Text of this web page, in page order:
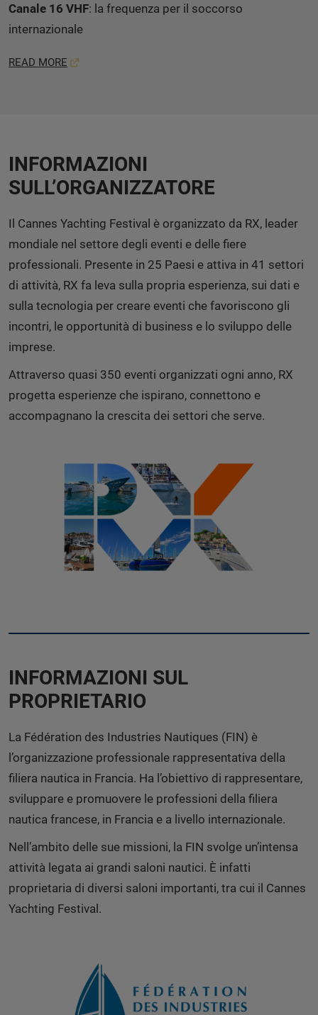
Canale 16 VHF: la frequenza per il soccorso
internazionale
READ MORE
INFORMAZIONI
SULL’ORGANIZZATORE
Il Cannes Yachting Festival è organizzato da RX, leader
mondiale nel settore degli eventi e delle fiere
professionali. Presente in 25 Paesi e attiva in 41 settori
di attività, RX fa leva sulla propria esperienza, sui dati e
sulla tecnologia per creare eventi che favoriscono gli
incontri, le opportunità di business e lo sviluppo delle
imprese.
Attraverso quasi 350 eventi organizzati ogni anno, RX
progetta esperienze che ispirano, connettono e
accompagnano la crescita dei settori che serve.
INFORMAZIONI SUL
PROPRIETARIO
La Fédération des Industries Nautiques (FIN) è
l’organizzazione professionale rappresentativa della
filiera nautica in Francia. Ha l’obiettivo di rappresentare,
sviluppare e promuovere le professioni della filiera
nautica francese, in Francia e a livello internazionale.
Nell’ambito delle sue missioni, la FIN svolge un’intensa
attività legata ai grandi saloni nautici. È infatti
proprietaria di diversi saloni importanti, tra cui il Cannes
Yachting Festival.